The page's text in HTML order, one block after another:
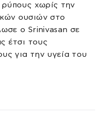
ρύπους χωρίς την
ουσιών στο
ο Srinivasan σε
έτσι τους
για την υγεία του